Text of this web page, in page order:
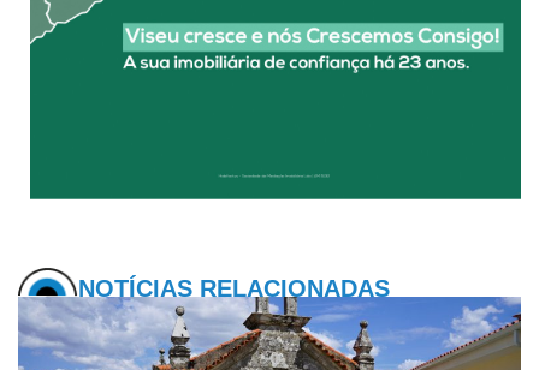
NOTÍCIAS RELACIONADAS